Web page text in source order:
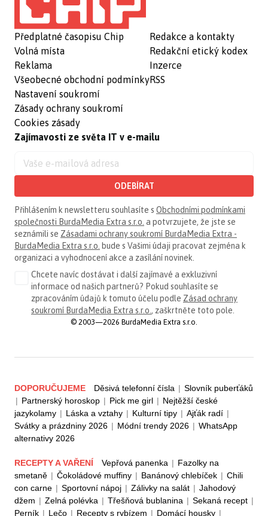
Předplatné časopisu Chip
Volná místa
Reklama
Všeobecné obchodní podmínky
Nastavení soukromí
Zásady ochrany soukromí
Cookies zásady
Redakce a kontakty
Redakční etický kodex
Inzerce
RSS
Zajímavosti ze světa IT v e-mailu
ODEBÍRAT
Přihlášením k newsletteru souhlasíte s Obchodními podmínkami
společnosti BurdaMedia Extra s.r.o. a potvrzujete, že jste se
seznámili se Zásadami ochrany soukromí BurdaMedia Extra -
BurdaMedia Extra s.r.o. bude s Vašimi údaji pracovat zejména k
organizaci a vyhodnocení akce a zasílání novinek.
Chcete navíc dostávat i další zajímavé a exkluzivní
informace od našich partnerů? Pokud souhlasíte se
zpracováním údajů k tomuto účelu podle Zásad ochrany
soukromí BurdaMedia Extra s.r.o., zaškrtněte toto pole.
© 2003—2026 BurdaMedia Extra s.r.o.
DOPORUČUJEME Děsivá telefonní čísla | Slovník puberťáků
| Partnerský horoskop | Pick me girl | Nejtěžší české
jazykolamy | Láska a vztahy | Kulturní tipy | Ajťák radí |
Svátky a prázdniny 2026 | Módní trendy 2026 | WhatsApp
alternativy 2026
RECEPTY A VAŘENÍ Vepřová panenka | Fazolky na
smetaně | Čokoládové muffiny | Banánový chlebíček | Chili
con carne | Sportovní nápoj | Zálivky na salát | Jahodový
džem | Zelná polévka | Třešňová bublanina | Sekaná recept |
Perník | Lečo | Recepty s rybízem | Domácí housky |